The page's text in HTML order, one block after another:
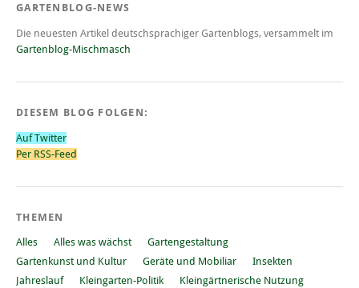
GARTENBLOG-NEWS
Die neuesten Artikel deutschsprachiger Gartenblogs, versammelt im
Gartenblog-Mischmasch
DIESEM BLOG FOLGEN:
Auf Twitter
Per RSS-Feed
THEMEN
Alles Alles was wächst
Gartengestaltung
Gartenkunst und Kultur
Geräte und Mobiliar
Insekten
Jahreslauf
Kleingarten-Politik
Kleingärtnerische Nutzung